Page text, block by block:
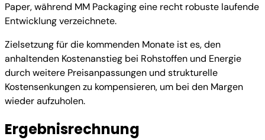
Paper, während MM Packaging eine recht robuste laufende
Entwicklung verzeichnete.
Zielsetzung für die kommenden Monate ist es, den
anhaltenden Kostenanstieg bei Rohstoffen und Energie
durch weitere Preisanpassungen und strukturelle
Kostensenkungen zu kompensieren, um bei den Margen
wieder aufzuholen.
Ergebnisrechnung